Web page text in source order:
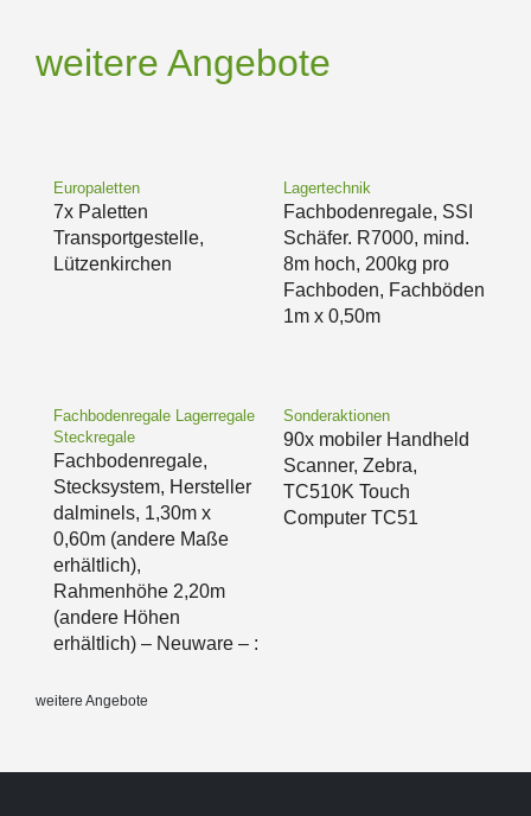
weitere Angebote
Europaletten
7x Paletten
Transportgestelle,
Lützenkirchen
Lagertechnik
Fachbodenregale, SSI
Schäfer. R7000, mind.
8m hoch, 200kg pro
Fachboden, Fachböden
1m x 0,50m
Fachbodenregale Lagerregale
Steckregale
Fachbodenregale,
Stecksystem, Hersteller
dalminels, 1,30m x
0,60m (andere Maße
erhältlich),
Rahmenhöhe 2,20m
(andere Höhen
erhältlich) – Neuware – :
Sonderaktionen
90x mobiler Handheld
Scanner, Zebra,
TC510K Touch
Computer TC51
weitere Angebote